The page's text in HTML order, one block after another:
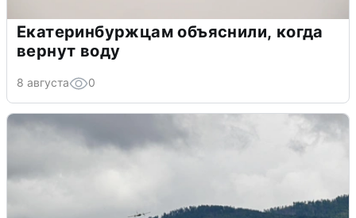
Екатеринбуржцам объяснили, когда
вернут воду
8 августа 0